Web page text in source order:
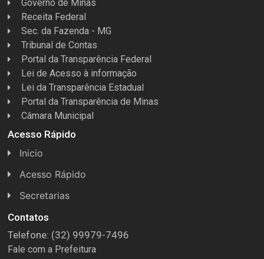
Governo de Minas
Receita Federal
Sec. da Fazenda - MG
Tribunal de Contas
Portal da Transparência Federal
Lei de Acesso à informação
Lei da Transparência Estadual
Portal da Transparência de Minas
Câmara Municipal
Acesso Rápido
Inicio
Acesso Rápido
Concursos
Conselhos
Espera Feliz Antigamente
Secretarias
Licitações
Secretaria de Esportes
Contatos
Telefone: (32) 99979-7496
Fale com a Prefeitura